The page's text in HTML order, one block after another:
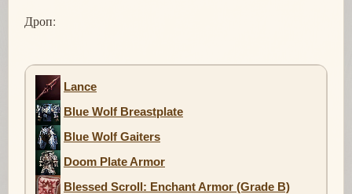
Дроп:
Lance
Blue Wolf Breastplate
Blue Wolf Gaiters
Doom Plate Armor
Blessed Scroll: Enchant Armor (Grade B)